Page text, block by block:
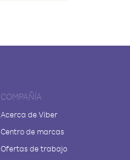
COMPAÑÍA
Acerca de Viber
Centro de marcas
Ofertas de trabajo